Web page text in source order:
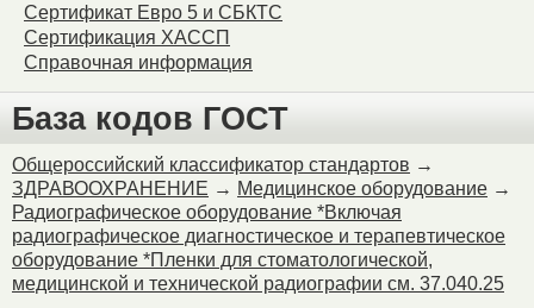
Сертификат Евро 5 и СБКТС
Сертификация ХАССП
Справочная информация
База кодов ГОСТ
Общероссийский классификатор стандартов →
ЗДРАВООХРАНЕНИЕ → Медицинское оборудование →
Радиографическое оборудование *Включая
радиографическое диагностическое и терапевтическое
оборудование *Пленки для стоматологической,
медицинской и технической радиографии см. 37.040.25